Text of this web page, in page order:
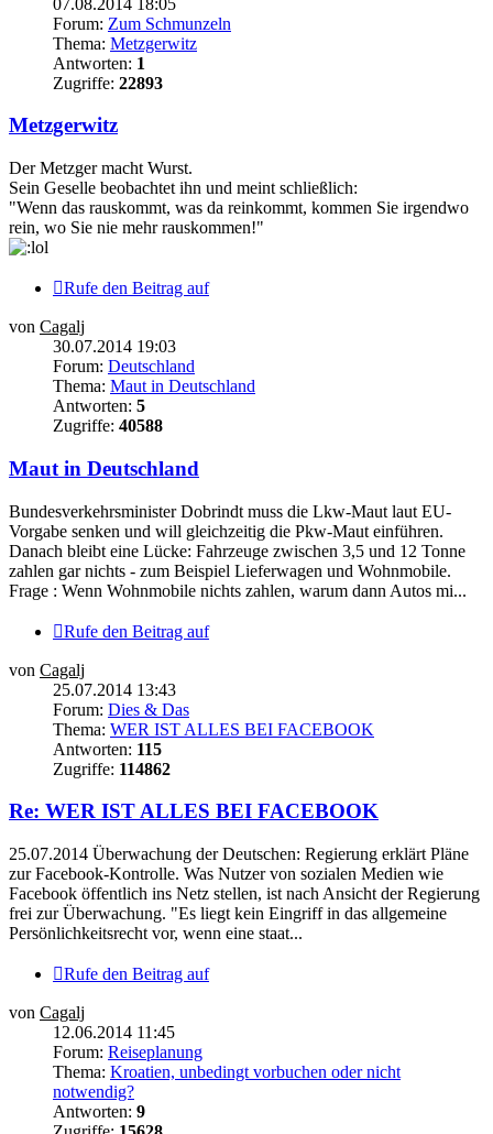
Forum: Zum Schmunzeln
Thema: Metzgerwitz
Antworten: 1
Zugriffe: 22893
Metzgerwitz
Der Metzger macht Wurst.
Sein Geselle beobachtet ihn und meint schließlich:
"Wenn das rauskommt, was da reinkommt, kommen Sie irgendwo
rein, wo Sie nie mehr rauskommen!"
Rufe den Beitrag auf
von Cagalj
30.07.2014 19:03
Forum: Deutschland
Thema: Maut in Deutschland
Antworten: 5
Zugriffe: 40588
Maut in Deutschland
Bundesverkehrsminister Dobrindt muss die Lkw-Maut laut EU-
Vorgabe senken und will gleichzeitig die Pkw-Maut einführen.
Danach bleibt eine Lücke: Fahrzeuge zwischen 3,5 und 12 Tonne
zahlen gar nichts - zum Beispiel Lieferwagen und Wohnmobile.
Frage : Wenn Wohnmobile nichts zahlen, warum dann Autos mi...
Rufe den Beitrag auf
von Cagalj
25.07.2014 13:43
Forum: Dies & Das
Thema: WER IST ALLES BEI FACEBOOK
Antworten: 115
Zugriffe: 114862
Re: WER IST ALLES BEI FACEBOOK
25.07.2014 Überwachung der Deutschen: Regierung erklärt Pläne
zur Facebook-Kontrolle. Was Nutzer von sozialen Medien wie
Facebook öffentlich ins Netz stellen, ist nach Ansicht der Regierung
frei zur Überwachung. "Es liegt kein Eingriff in das allgemeine
Persönlichkeitsrecht vor, wenn eine staat...
Rufe den Beitrag auf
von Cagalj
12.06.2014 11:45
Forum: Reiseplanung
Thema: Kroatien, unbedingt vorbuchen oder nicht
notwendig?
Antworten: 9